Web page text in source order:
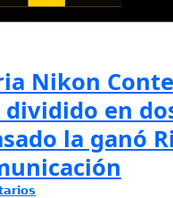
Nikon
dividido en
la ganó